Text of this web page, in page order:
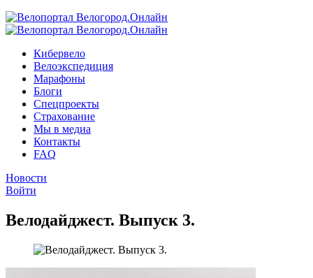
Кибервело
Велоэкспедиция
Марафоны
Блоги
Спецпроекты
Страхование
Мы в медиа
Контакты
FAQ
Новости
Войти
Велодайджест. Выпуск 3.